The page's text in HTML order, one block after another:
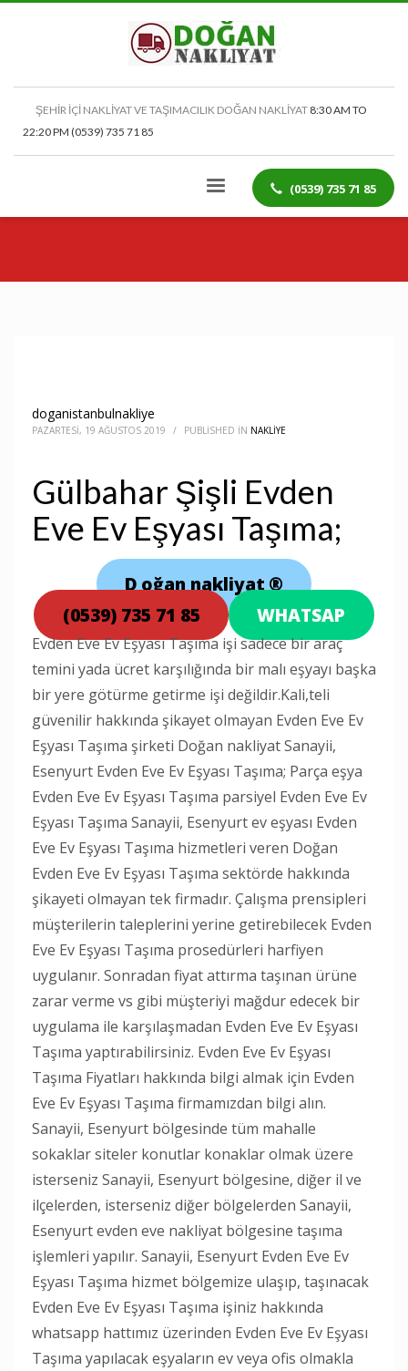
ŞEHİR İÇİ NAKLİYAT VE TAŞIMACILIK DOĞAN NAKLİYAT 8:30 AM TO
22:20 PM (0539) 735 71 85
(0539) 735 71 85
doganistanbulnakliye
PAZARTESI, 19 AĞUSTOS 2019 / PUBLISHED IN NAKLIYE
Gülbahar Şişli Evden
Eve Ev Eşyası Taşıma;
Doğan nakliyat®
(0539) 735 71 85
WHATSAP
Evden Eve Ev Eşyası Taşıma işi sadece bir araç
temini yada ücret karşılığında bir malı eşyayı başka
bir yere götürme getirme işi değildir.Kali,teli
güvenilir hakkında şikayet olmayan Evden Eve Ev
Eşyası Taşıma şirketi Doğan nakliyat Sanayii,
Esenyurt Evden Eve Ev Eşyası Taşıma; Parça eşya
Evden Eve Ev Eşyası Taşıma parsiyel Evden Eve Ev
Eşyası Taşıma Sanayii, Esenyurt ev eşyası Evden
Eve Ev Eşyası Taşıma hizmetleri veren Doğan
Evden Eve Ev Eşyası Taşıma sektörde hakkında
şikayeti olmayan tek firmadır. Çalışma prensipleri
müşterilerin taleplerini yerine getirebilecek Evden
Eve Ev Eşyası Taşıma prosedürleri harfiyen
uygulanır. Sonradan fiyat attırma taşınan ürüne
zarar verme vs gibi müşteriyi mağdur edecek bir
uygulama ile karşılaşmadan Evden Eve Ev Eşyası
Taşıma yaptırabilirsiniz. Evden Eve Ev Eşyası
Taşıma Fiyatları hakkında bilgi almak için Evden
Eve Ev Eşyası Taşıma firmamızdan bilgi alın.
Sanayii, Esenyurt bölgesinde tüm mahalle
sokaklar siteler konutlar konaklar olmak üzere
isterseniz Sanayii, Esenyurt bölgesine, diğer il ve
ilçelerden, isterseniz diğer bölgelerden Sanayii,
Esenyurt evden eve nakliyat bölgesine taşıma
işlemleri yapılır. Sanayii, Esenyurt Evden Eve Ev
Eşyası Taşıma hizmet bölgemize ulaşıp, taşınacak
Evden Eve Ev Eşyası Taşıma işiniz hakkında
whatsapp hattımız üzerinden Evden Eve Ev Eşyası
Taşıma yapılacak eşyaların ev veya ofis olmakla